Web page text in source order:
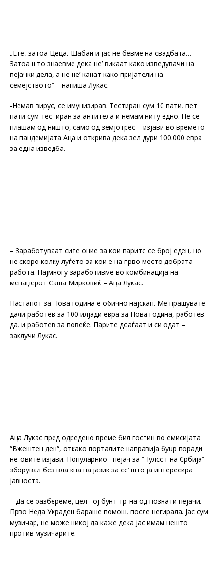
„Ете, затоа Цеца, Шабан и јас не бевме на свадбата…
Затоа што знаевме дека не’ викаат како изведувачи на
пејачки дела, а не не’ канат како пријатели на
семејството“ – напиша Лукас.
-Немав вирус, се имунизирав. Тестиран сум 10 пати, пет
пати сум тестиран за антитела и немам ниту едно. Не се
плашам од ништо, само од земјотрес – изјави во времето
на пандемијата Аца и открива дека зел дури 100.000 евра
за една изведба.
– Заработуваат сите оние за кои парите се број еден, но
не скоро колку луѓето за кои е на прво место добрата
работа. Најмногу заработивме во комбинација на
менаџерот Саша Мирковиќ – Аца Лукас.
Настапот за Нова година е обично најскап. Ме прашувате
дали работев за 100 илјади евра за Нова година, работев
да, и работев за повеќе. Парите доаѓаат и си одат –
заклучи Лукас.
Аца Лукас пред одредено време бил гостин во емисијата
“Вжештен ден“, откако порталите направија буup поради
неговите изјави. Популарниот пејач за “Пулсот на Србија“
зборувал без вла кна на јазик за се’ што ја интересира
јавноста.
– Да се разбереме, цел тој бунт тргна од познати пејачи.
Прво Неда Украден бараше помош, после негирала. Јас сум
музичар, не може никој да каже дека јас имам нешто
против музичарите.